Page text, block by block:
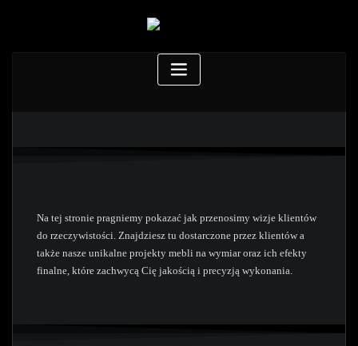
Na tej stronie pragniemy pokazać jak przenosimy wizje klientów
do rzeczywistości. Znajdziesz tu dostarczone przez klientów a
także nasze unikalne projekty mebli na wymiar oraz ich efekty
finalne, które zachwycą Cię jakością i precyzją wykonania.